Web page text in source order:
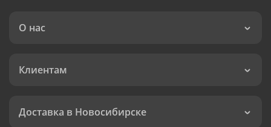
О нас
Клиентам
Доставка в Новосибирске